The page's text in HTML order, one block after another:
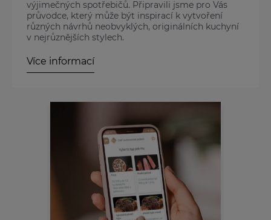
výjimečných spotřebičů. Připravili jsme pro Vás
průvodce, který může být inspirací k vytvoření
různých návrhů neobvyklých, originálních kuchyní
v nejrůznějších stylech.
Více informací